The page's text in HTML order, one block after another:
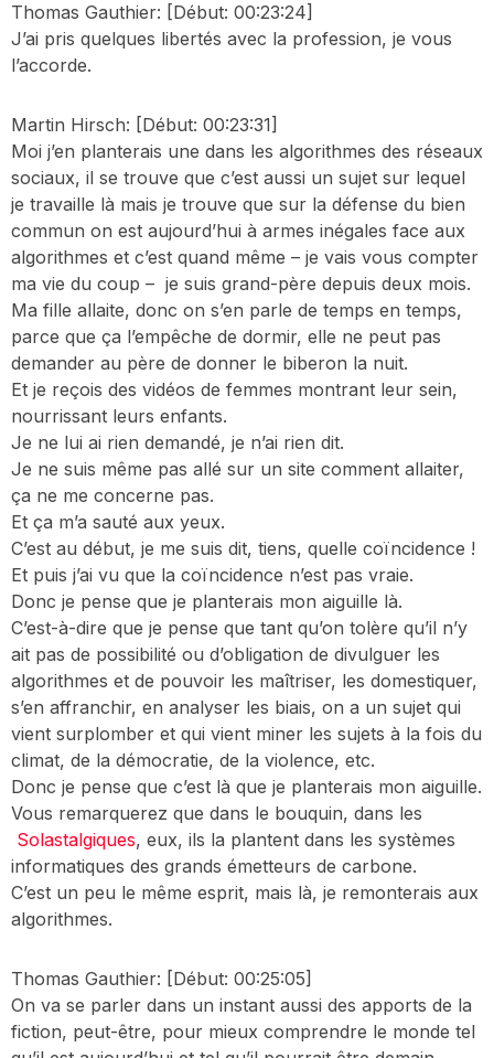
Thomas Gauthier: [Début: 00:23:24]
J’ai pris quelques libertés avec la profession, je vous
l’accorde.
Martin Hirsch: [Début: 00:23:31]
Moi j’en planterais une dans les algorithmes des réseaux
sociaux, il se trouve que c’est aussi un sujet sur lequel
je travaille là mais je trouve que sur la défense du bien
commun on est aujourd’hui à armes inégales face aux
algorithmes et c’est quand même – je vais vous compter
ma vie du coup – je suis grand-père depuis deux mois.
Ma fille allaite, donc on s’en parle de temps en temps,
parce que ça l’empêche de dormir, elle ne peut pas
demander au père de donner le biberon la nuit.
Et je reçois des vidéos de femmes montrant leur sein,
nourrissant leurs enfants.
Je ne lui ai rien demandé, je n’ai rien dit.
Je ne suis même pas allé sur un site comment allaiter,
ça ne me concerne pas.
Et ça m’a sauté aux yeux.
C’est au début, je me suis dit, tiens, quelle coïncidence !
Et puis j’ai vu que la coïncidence n’est pas vraie.
Donc je pense que je planterais mon aiguille là.
C’est-à-dire que je pense que tant qu’on tolère qu’il n’y
ait pas de possibilité ou d’obligation de divulguer les
algorithmes et de pouvoir les maîtriser, les domestiquer,
s’en affranchir, en analyser les biais, on a un sujet qui
vient surplomber et qui vient miner les sujets à la fois du
climat, de la démocratie, de la violence, etc.
Donc je pense que c’est là que je planterais mon aiguille.
Vous remarquerez que dans le bouquin, dans les
Solastalgiques, eux, ils la plantent dans les systèmes
informatiques des grands émetteurs de carbone.
C’est un peu le même esprit, mais là, je remonterais aux
algorithmes.
Thomas Gauthier: [Début: 00:25:05]
On va se parler dans un instant aussi des apports de la
fiction, peut-être, pour mieux comprendre le monde tel